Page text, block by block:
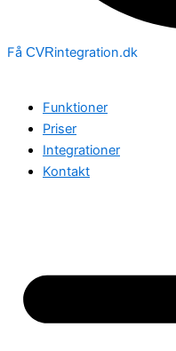
Få CVRintegration.dk
Funktioner
Priser
Integrationer
Kontakt